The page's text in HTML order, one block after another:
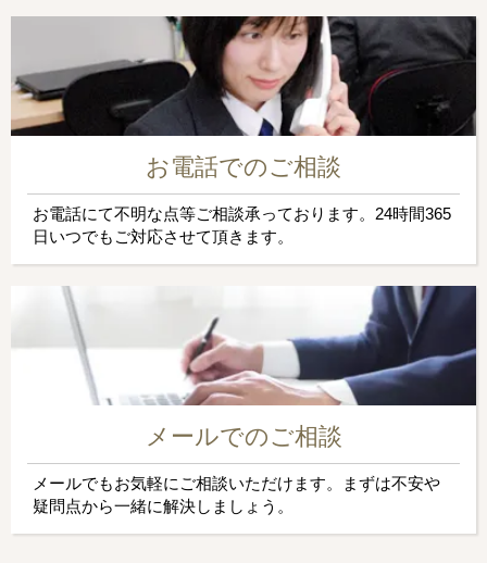
お電話でのご相談
お電話にて不明な点等ご相談承っております。24時間365
日いつでもご対応させて頂きます。
メールでのご相談
メールでもお気軽にご相談いただけます。まずは不安や
疑問点から一緒に解決しましょう。